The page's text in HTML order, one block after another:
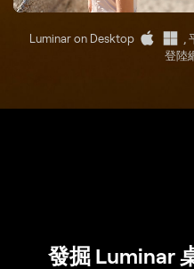
Luminar on Desktop ,
登陸
發掘 Luminar